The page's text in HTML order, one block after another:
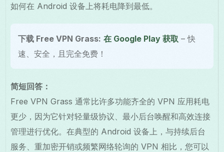
如何在 Android 设备上将耗电降到最低。
下载 Free VPN Grass: 在 Google Play 获取 – 快
速、安全，且完全免费！
简短回答：
Free VPN Grass 通常比许多功能齐全的 VPN 应用耗电
更少，因为它针对轻量级协议、最小后台唤醒和高效连接
管理进行优化。在典型的 Android 设备上，与持续后台
服务、重加密开销或频繁网络轮询的 VPN 相比，您可以